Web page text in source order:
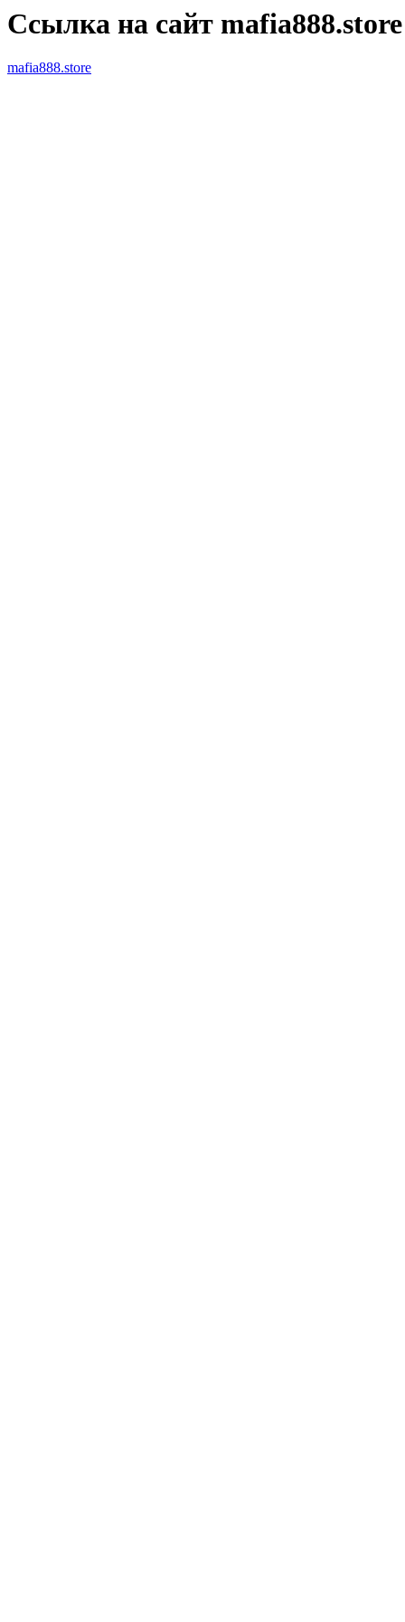
Ссылка на сайт mafia888.store
mafia888.store